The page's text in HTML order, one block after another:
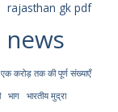
rajasthan gk pdf
एक करोड़ तक की पूर्ण संख्याएँ
भाग भारतीय मुद्रा